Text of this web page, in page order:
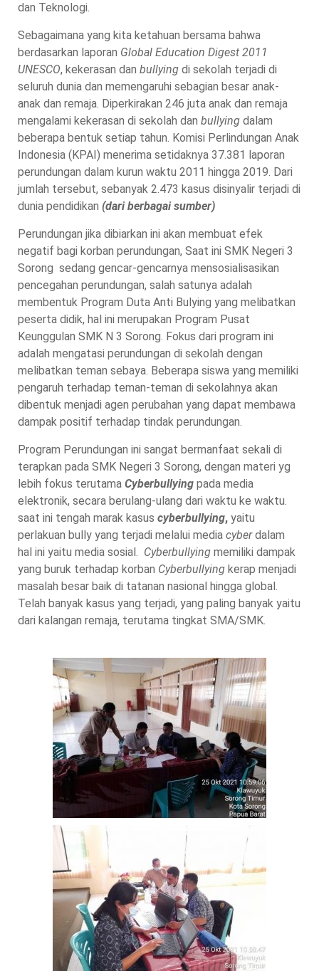
dan Teknologi.
Sebagaimana yang kita ketahuan bersama bahwa
berdasarkan laporan Global Education Digest 2011
UNESCO, kekerasan dan bullying di sekolah terjadi di
seluruh dunia dan memengaruhi sebagian besar anak-
anak dan remaja. Diperkirakan 246 juta anak dan remaja
mengalami kekerasan di sekolah dan bullying dalam
beberapa bentuk setiap tahun. Komisi Perlindungan Anak
Indonesia (KPAI) menerima setidaknya 37.381 laporan
perundungan dalam kurun waktu 2011 hingga 2019. Dari
jumlah tersebut, sebanyak 2.473 kasus disinyalir terjadi di
dunia pendidikan (dari berbagai sumber)
Perundungan jika dibiarkan ini akan membuat efek
negatif bagi korban perundungan, Saat ini SMK Negeri 3
Sorong sedang gencar-gencarnya mensosialisasikan
pencegahan perundungan, salah satunya adalah
membentuk Program Duta Anti Bulying yang melibatkan
peserta didik, hal ini merupakan Program Pusat
Keunggulan SMK N 3 Sorong. Fokus dari program ini
adalah mengatasi perundungan di sekolah dengan
melibatkan teman sebaya. Beberapa siswa yang memiliki
pengaruh terhadap teman-teman di sekolahnya akan
dibentuk menjadi agen perubahan yang dapat membawa
dampak positif terhadap tindak perundungan.
Program Perundungan ini sangat bermanfaat sekali di
terapkan pada SMK Negeri 3 Sorong, dengan materi yg
lebih fokus terutama Cyberbullying pada media
elektronik, secara berulang-ulang dari waktu ke waktu.
saat ini tengah marak kasus cyberbullying, yaitu
perlakuan bully yang terjadi melalui media cyberdalam
hal ini yaitu media sosial. Cyberbullying memiliki dampak
yang buruk terhadap korban Cyberbullying kerap menjadi
masalah besar baik di tatanan nasional hingga global.
Telah banyak kasus yang terjadi, yang paling banyak yaitu
dari kalangan remaja, terutama tingkat SMA/SMK.